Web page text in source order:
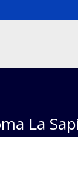
La